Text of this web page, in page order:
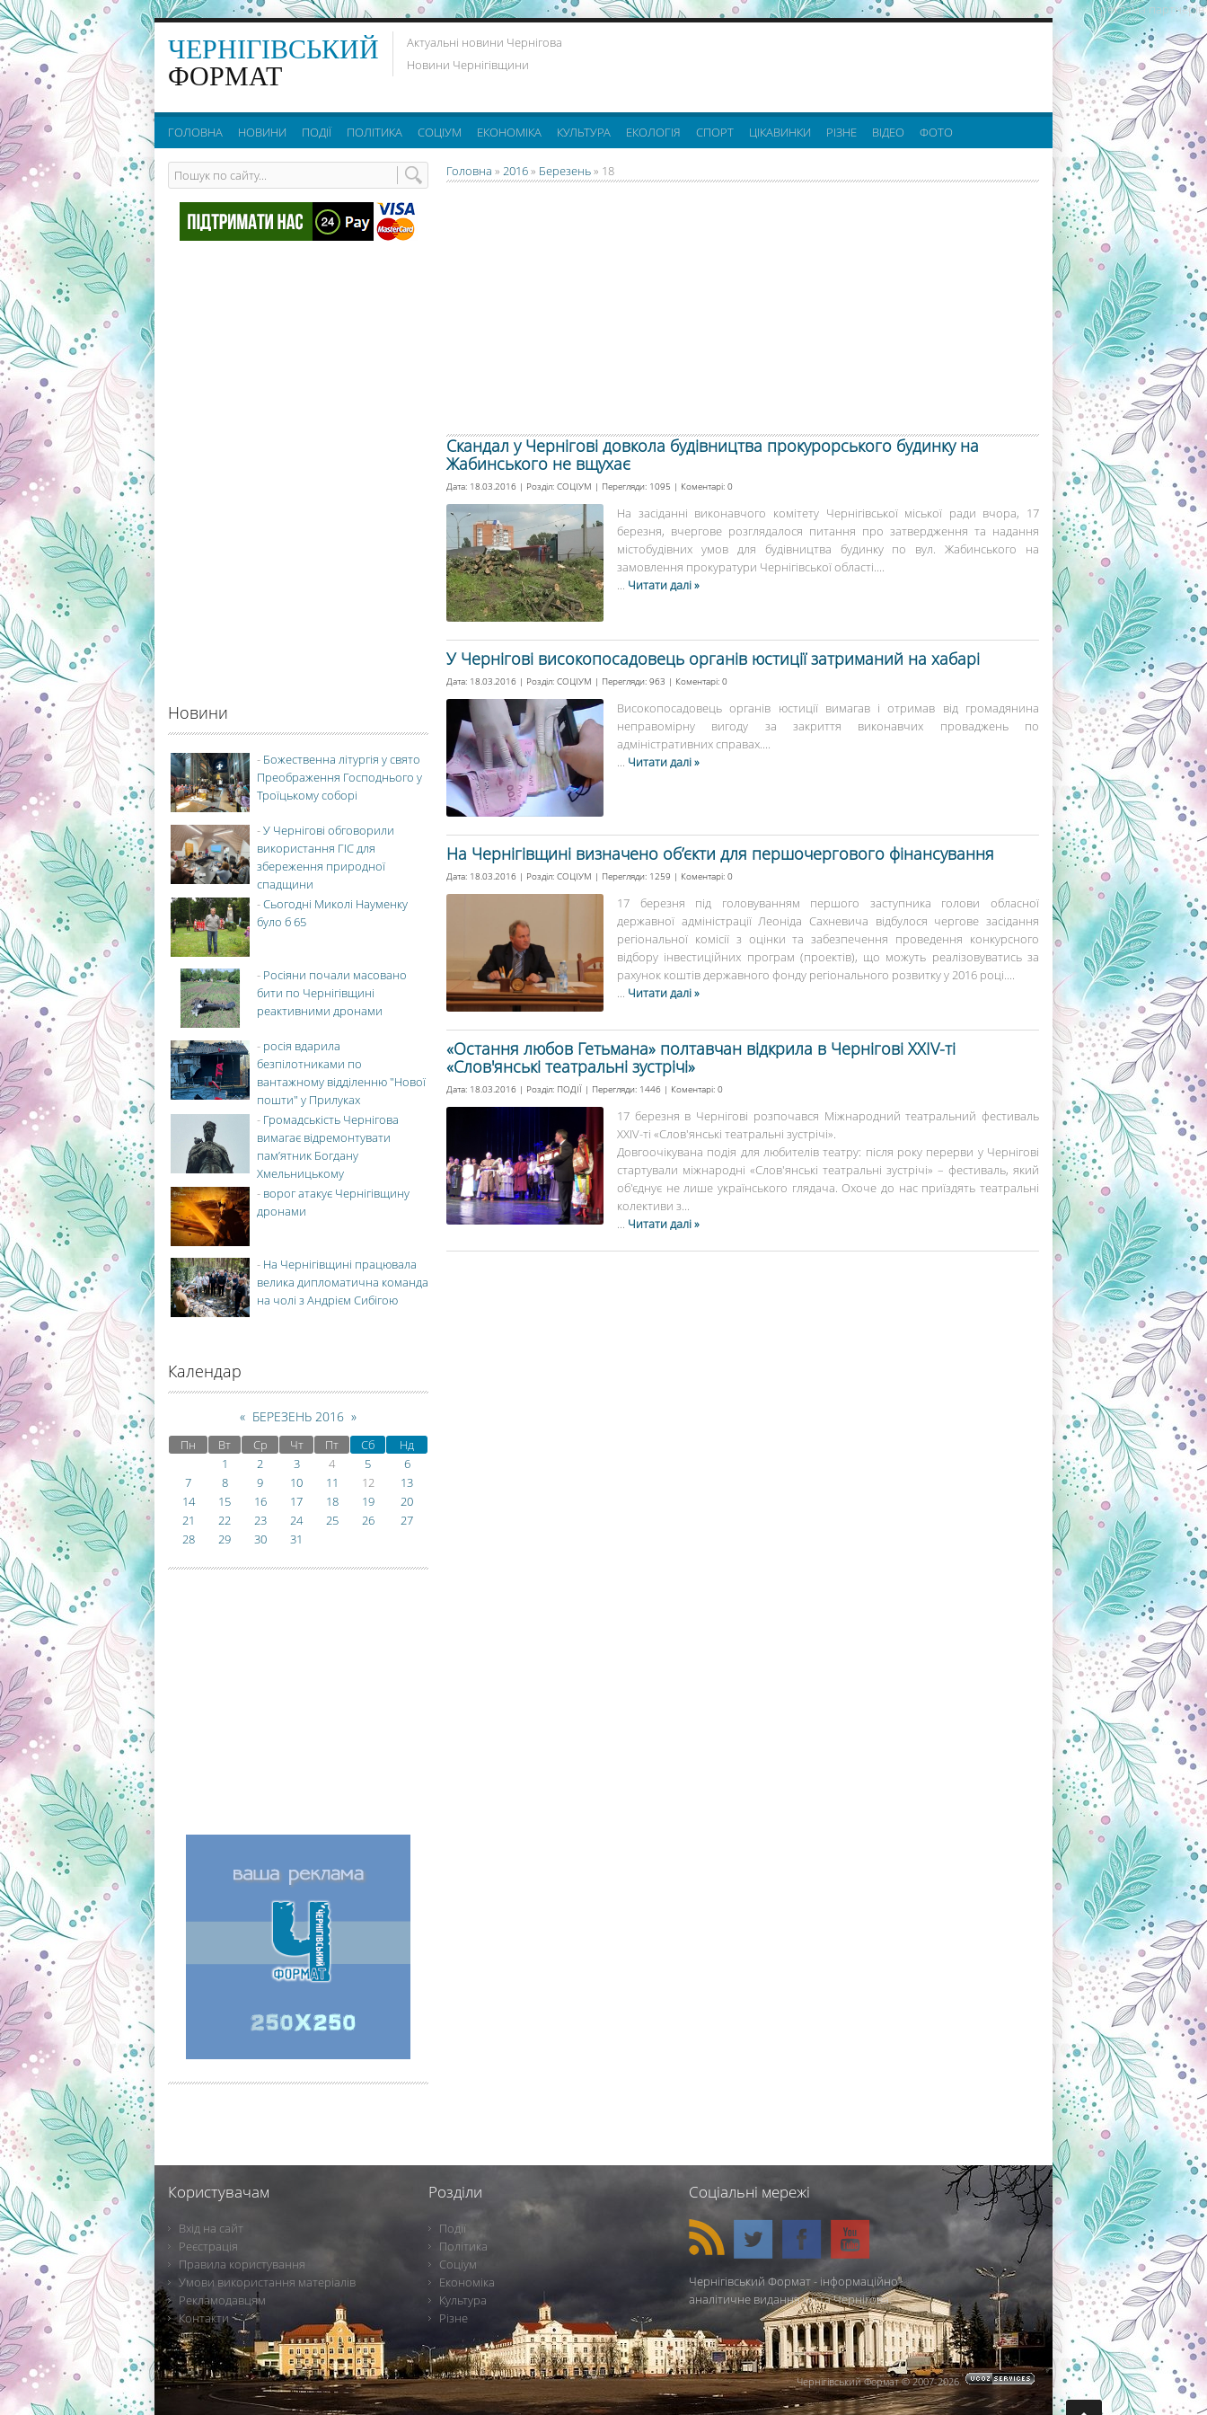
реклама партнерів:
ЧЕРНІГІВСЬКИЙ
ФОРМАТ
Актуальні новини Чернігова
Новини Чернігівщини
ГОЛОВНА НОВИНИ ПОДІЇ ПОЛІТИКА СОЦІУМ ЕКОНОМІКА КУЛЬТУРА ЕКОЛОГІЯ СПОРТ ЦІКАВИНКИ РІЗНЕ ВІДЕО ФОТО
Головна » 2016» Березень» 18
Скандал у Чернігові довкола будівництва прокурорського будинку на
Жабинського не вщухає
Дата: 18.03.2016 | Розділ: СОЦІУМ | Перегляди: 1095 | Коментарі: 0
На засіданні виконавчого комітету Чернігівської міської ради вчора, 17
березня, вчергове розглядалося питання про затвердження та надання
містобудівних умов для будівництва будинку по вул. Жабинського на
замовлення прокуратури Чернігівської області....
... Читати далі »
У Чернігові високопосадовець органів юстиції затриманий на хабарі
Дата: 18.03.2016 | Розділ: СОЦІУМ | Перегляди: 963 | Коментарі: 0
Високопосадовець органів юстиції вимагав і отримав від громадянина
неправомірну вигоду за закриття виконавчих проваджень по
адміністративних справах....
... Читати далі »
На Чернігівщині визначено об’єкти для першочергового фінансування
Дата: 18.03.2016 | Розділ: СОЦІУМ | Перегляди: 1259 | Коментарі: 0
17 березня під головуванням першого заступника голови обласної
державної адміністрації Леоніда Сахневича відбулося чергове засідання
регіональної комісії з оцінки та забезпечення проведення конкурсного
відбору інвестиційних програм (проектів), що можуть реалізовуватись за
рахунок коштів державного фонду регіонального розвитку у 2016 році....
... Читати далі »
«Остання любов Гетьмана» полтавчан відкрила в Чернігові XXIV-ті
«Слов'янські театральні зустрічі»
Дата: 18.03.2016 | Розділ: ПОДІЇ | Перегляди: 1446 | Коментарі: 0
17 березня в Чернігові розпочався Міжнародний театральний фестиваль
XXIV-ті «Слов'янські театральні зустрічі».
Довгоочікувана подія для любителів театру: після року перерви у Чернігові
стартували міжнародні «Слов'янські театральні зустрічі» – фестиваль, який
об'єднує не лише українського глядача. Охоче до нас приїздять театральні
колективи з...
... Читати далі »
Новини
- Божественна літургія у свято
Преображення Господнього у
Троїцькому соборі
-У Чернігові обговорили
використання ГІС для
збереження природної
спадщини
-Сьогодні Миколі Науменку
було б 65
- Росіяни почали масовано
бити по Чернігівщині
реактивними дронами
- росія вдарила
безпілотниками по
вантажному відділенню "Нової
пошти" у Прилуках
- Громадськість Чернігова
вимагає відремонтувати
пам’ятник Богдану
Хмельницькому
- ворог атакує Чернігівщину
дронами
- На Чернігівщині працювала
велика дипломатична команда
на чолі з Андрієм Сибігою
Календар
« БЕРЕЗЕНЬ 2016 »
Пн Вт Ср Чт Пт Сб
Нд
1
2 3 4 5
6
7
8 9 10 11 12
13
14
15 16 17 18 19
20
21
22 23 24 25 26
27
28
29 30 31
Користувачам
Вхід на сайт
Реєстрація
Правила користування
Умови використання матеріалів
Рекламодавцям
Контакти
Розділи
Події
Політика
Соціум
Економіка
Культура
Різне
Соціальні мережі
Чернігівський Формат - інформаційно-
аналітичне видання міста Чернігова.
Чернігівський Формат © 2007-2026. .